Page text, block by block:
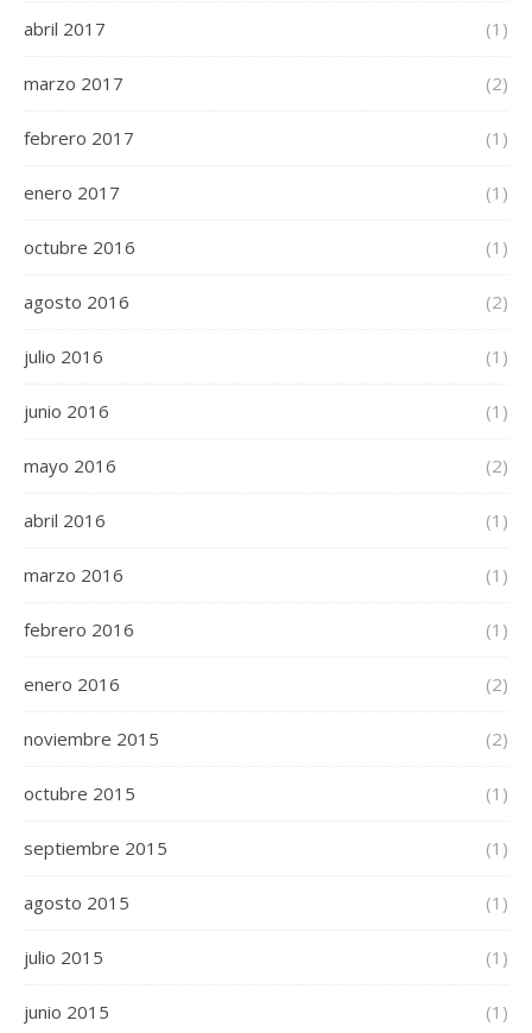
abril 2017 (1)
marzo 2017 (2)
febrero 2017 (1)
enero 2017 (1)
octubre 2016 (1)
agosto 2016 (2)
julio 2016 (1)
junio 2016 (1)
mayo 2016 (2)
abril 2016 (1)
marzo 2016 (1)
febrero 2016 (1)
enero 2016 (2)
noviembre 2015 (2)
octubre 2015 (1)
septiembre 2015 (1)
agosto 2015 (1)
julio 2015 (1)
junio 2015 (1)